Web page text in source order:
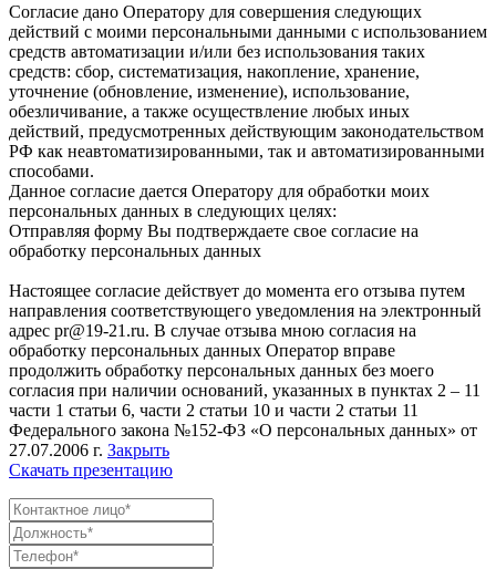
Согласие дано Оператору для совершения следующих
действий с моими персональными данными с использованием
средств автоматизации и/или без использования таких
средств: сбор, систематизация, накопление, хранение,
уточнение (обновление, изменение), использование,
обезличивание, а также осуществление любых иных
действий, предусмотренных действующим законодательством
РФ как неавтоматизированными, так и автоматизированными
способами.
Данное согласие дается Оператору для обработки моих
персональных данных в следующих целях:
Отправляя форму Вы подтверждаете свое согласие на
обработку персональных данных
Настоящее согласие действует до момента его отзыва путем
направления соответствующего уведомления на электронный
адрес pr@19-21.ru. В случае отзыва мною согласия на
обработку персональных данных Оператор вправе
продолжить обработку персональных данных без моего
согласия при наличии оснований, указанных в пунктах 2 – 11
части 1 статьи 6, части 2 статьи 10 и части 2 статьи 11
Федерального закона №152-ФЗ «О персональных данных» от
27.07.2006 г. Закрыть
Скачать презентацию